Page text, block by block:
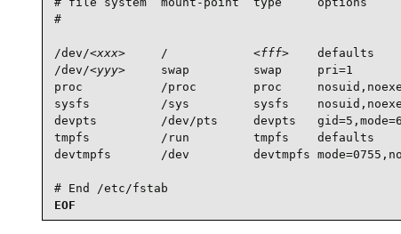
#
/dev/<xxx>
     /
<fff>
defaults
/dev/<yyy>
swap         swap     pri=1
proc           /proc        proc
sysfs          /sys         sysfs
devpts         /dev/pts     devpts
tmpfs          /run         tmpfs    defaults
devtmpfs       /dev         devtmpfs
# End /etc/fstab
EOF